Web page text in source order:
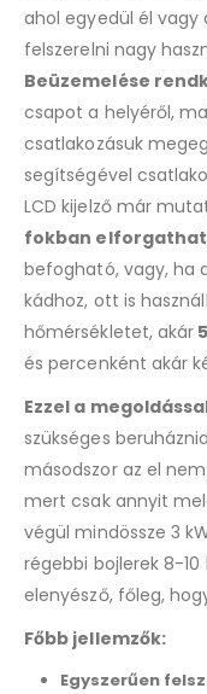
ahol egyedül él
felszerelni nagy
Beüzemelése
csapot a helyéről,
csatlakozásuk
segítségével
LCD kijelző már
fokban
befogható, vagy, ha
kádhoz, ott is
hőmérsékletet, akár
és percenként akár
Ezzel a
szükséges
másodszor az el
mert csak annyit
végül mindössze 3
régebbi bojlerek 8-
elenyésző, főleg,
Főbb jellemzők:
Egyszerűen